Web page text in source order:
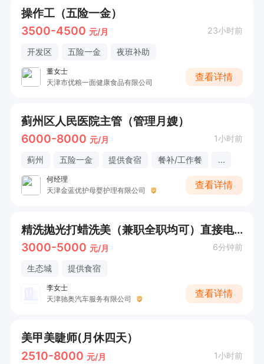
操作工（五险一金）
3500-4500 元/月 23小时前
开发区 五险一金 夜班补助
董女士
天津市优粮一面健康食品有限公司
查看详情
蓟州区人民医院主管（管理月嫂）
6000-8000 元/月 1小时前
蓟州 五险一金 提供食宿 餐补/工作餐 ...
何经理
天津金蓝优护母婴护理有限公司
查看详情
精洗抛光打蜡洗美（兼职全职均可）直接电话联系
3000-5000 元/月 6分钟前
生态城 提供食宿
李女士
天津驰奥汽车服务有限公司
查看详情
美甲美睫师(月休四天）
2510-8000 元/月 1小时前